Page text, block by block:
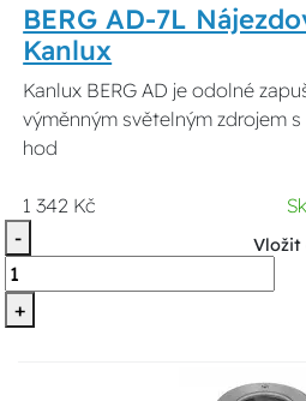
BERG AD-7L
Kanlux
Kanlux BERG AD je odolné
výměnným světelným zdrojem
hod
1 342 Kč
-
+
Vložit